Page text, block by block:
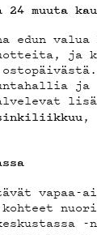
muuta
edun
ja
ja
,
vapaa-
-